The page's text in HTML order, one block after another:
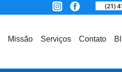
(21)
Missão Serviços Contato